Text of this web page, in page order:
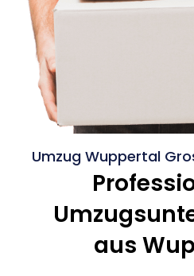
Umzug Wuppertal
aus